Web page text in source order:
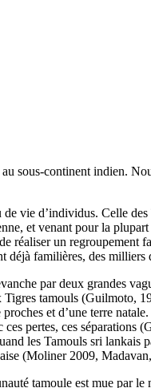
sous-continent indien.
vie d’individus. Celle
et venant pour la
réaliser un
familières, des
par deux grandes
tamouls (Guilmoto,
et d’une terre
pertes, ces séparations
les Tamouls sri lankais
(Moliner 2009,
tamoule est mue par